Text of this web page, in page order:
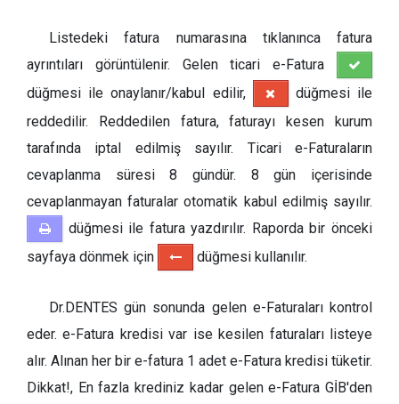
Listedeki fatura numarasına tıklanınca fatura
ayrıntıları görüntülenir. Gelen ticari e-Fatura
düğmesi ile onaylanır/kabul edilir,
düğmesi ile
reddedilir. Reddedilen fatura, faturayı kesen kurum
tarafında iptal edilmiş sayılır. Ticari e-Faturaların
cevaplanma süresi 8 gündür. 8 gün içerisinde
cevaplanmayan faturalar otomatik kabul edilmiş sayılır.
düğmesi ile fatura yazdırılır. Raporda bir önceki
sayfaya dönmek için
düğmesi kullanılır.
Dr.DENTES gün sonunda gelen e-Faturaları kontrol
eder. e-Fatura kredisi var ise kesilen faturaları listeye
alır. Alınan her bir e-fatura 1 adet e-Fatura kredisi tüketir.
Dikkat!, En fazla krediniz kadar gelen e-Fatura GİB'den